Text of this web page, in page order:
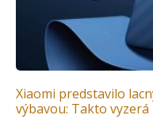
Xiaomi predstavilo
výbavou: Takto vyzerá